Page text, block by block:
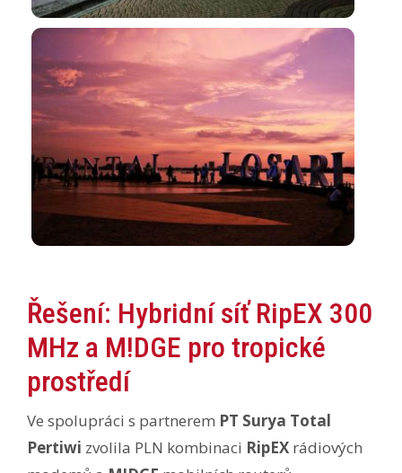
Řešení: Hybridní síť RipEX 300
MHz a M!DGE pro tropické
prostředí
Ve spolupráci s partnerem PT Surya Total
Pertiwi zvolila PLN kombinaci RipEX rádiových